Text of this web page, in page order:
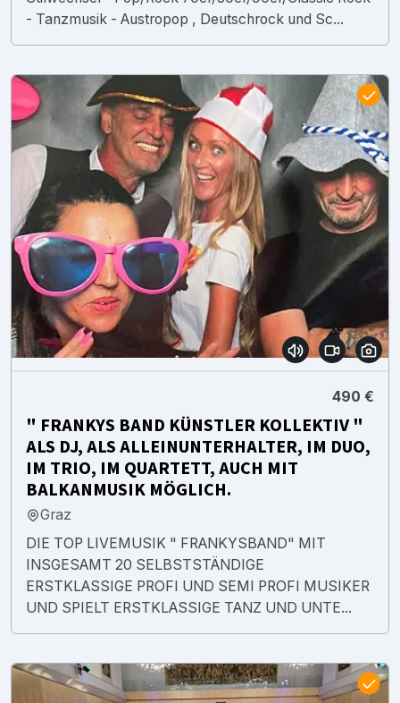
- Tanzmusik - Austropop , Deutschrock und Sc...
490 €
" FRANKYS BAND KÜNSTLER KOLLEKTIV "
ALS DJ, ALS ALLEINUNTERHALTER, IM DUO,
IM TRIO, IM QUARTETT, AUCH MIT
BALKANMUSIK MÖGLICH.
Graz
DIE TOP LIVEMUSIK " FRANKYSBAND" MIT
INSGESAMT 20 SELBSTSTÄNDIGE
ERSTKLASSIGE PROFI UND SEMI PROFI MUSIKER
UND SPIELT ERSTKLASSIGE TANZ UND UNTE...